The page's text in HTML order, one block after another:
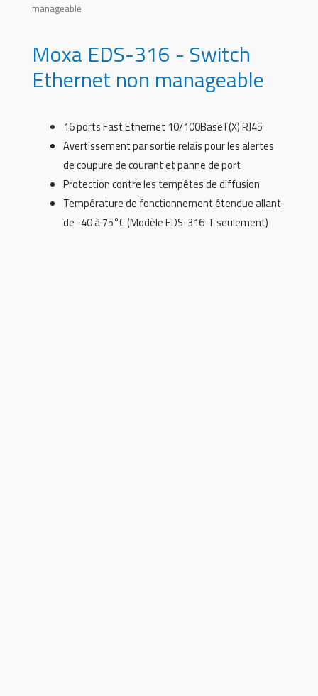
manageable
Moxa EDS-316 - Switch
Ethernet non manageable
16 ports Fast Ethernet 10/100BaseT(X) RJ45
Avertissement par sortie relais pour les alertes
de coupure de courant et panne de port
Protection contre les tempêtes de diffusion
Température de fonctionnement étendue allant
de -40 à 75°C (Modèle EDS-316-T seulement)